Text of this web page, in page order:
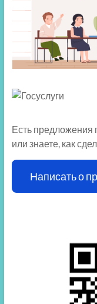
Есть предложения
или знаете, как
Написать о